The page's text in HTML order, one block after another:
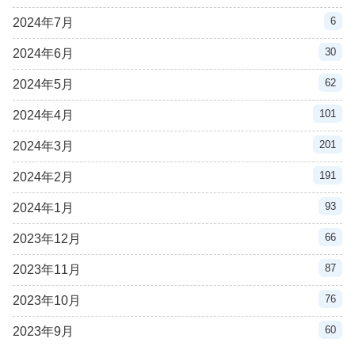
2024年7月 6
2024年6月 30
2024年5月 62
2024年4月 101
2024年3月 201
2024年2月 191
2024年1月 93
2023年12月 66
2023年11月 87
2023年10月 76
2023年9月 60